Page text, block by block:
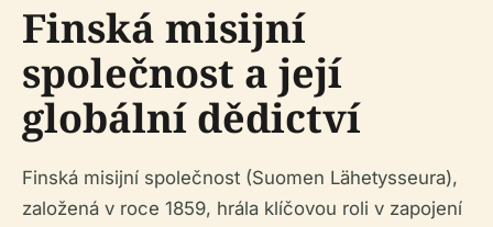
Finská misijní
společnost a její
globální dědictví
Finská misijní společnost (Suomen Lähetysseura),
založená v roce 1859, hrála klíčovou roli v zapojení